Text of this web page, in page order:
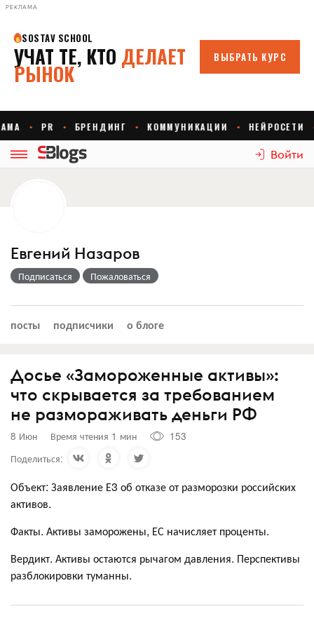
РЕКЛАМА
Войти
Евгений Назаров
Подписаться Пожаловаться
посты подписчики о блоге
Досье «Замороженные активы»:
что скрывается за требованием
не размораживать деньги РФ
8 Июн Время чтения 1 мин
153
Поделиться:
Объект: Заявление Е3 об отказе от разморозки российских
активов.
Факты. Активы заморожены, ЕС начисляет проценты.
Вердикт. Активы остаются рычагом давления. Перспективы
разблокировки туманны.